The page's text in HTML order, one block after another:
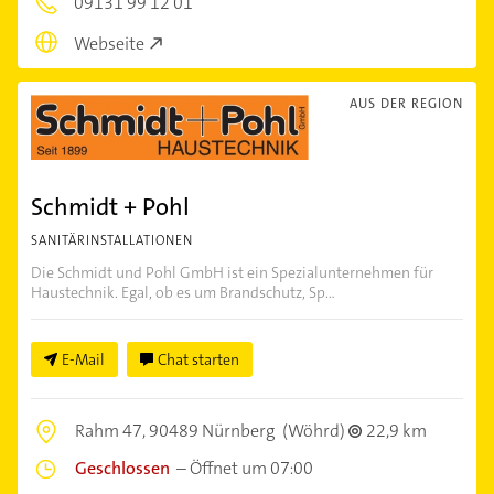
Webseite
AUS DER REGION
Schmidt + Pohl
SANITÄRINSTALLATIONEN
Die Schmidt und Pohl GmbH ist ein Spezialunternehmen für
Haustechnik. Egal, ob es um Brandschutz, Sp...
E-Mail Chat starten
Rahm 47,90489 Nürnberg (Wöhrd)
22,9 km
Geschlossen –Öffnet um 07:00